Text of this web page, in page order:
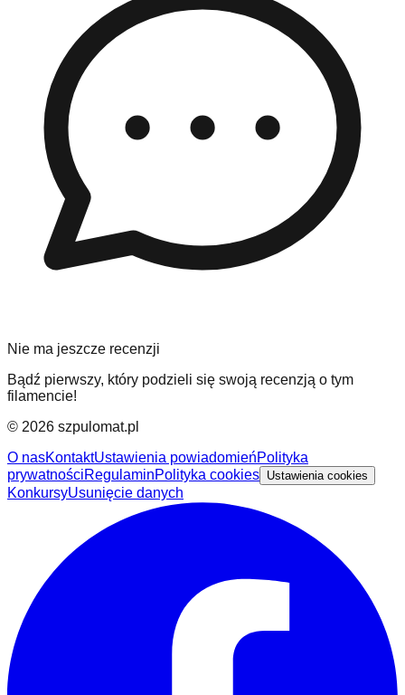
Nie ma jeszcze recenzji
Bądź pierwszy, który podzieli się swoją recenzją o tym
filamencie!
© 2026 szpulomat.pl
O nasKontaktUstawienia powiadomieńPolityka
prywatnościRegulaminPolityka cookies Ustawienia cookies
KonkursyUsunięcie danych